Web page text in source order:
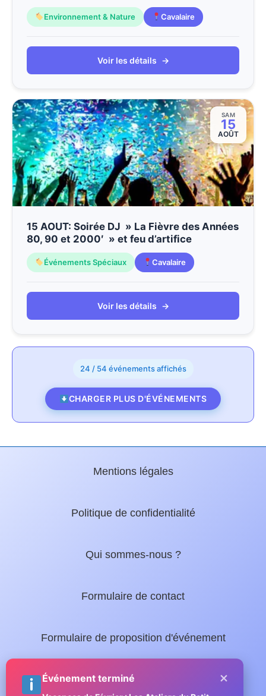
Environnement & Nature Cavalaire
Voir les détails →
SAM
15
AOÛT
15 AOUT: Soirée DJ » La Fièvre des Années
80, 90 et 2000′ » et feu d’artifice
Événements Spéciaux Cavalaire
Voir les détails →
24 / 54 événements affichés
CHARGER PLUS D'ÉVÉNEMENTS
Mentions légales
Politique de confidentialité
Qui sommes-nous ?
Formulaire de contact
Formulaire de proposition d'événement
Nos guides locaux :
Événement terminé ×